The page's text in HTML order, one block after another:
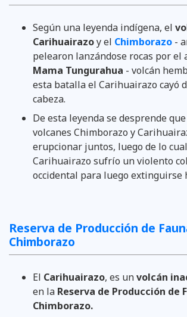
Según una leyenda indígena, el
Carihuairazoy el Chimborazo -
pelearon lanzándose rocas por el
Mama Tungurahua - volcán
esta batalla el Carihuairazo cayó
cabeza.
De esta leyenda se desprende
volcanes Chimborazo y
erupcionar juntos, luego de lo
Carihuairazo sufrío un violento
occidental para luego extinguirse
Reserva de Producción de
Chimborazo
El Carihuairazo, es unvolcán
en la Reserva de Producción de
Chimborazo.